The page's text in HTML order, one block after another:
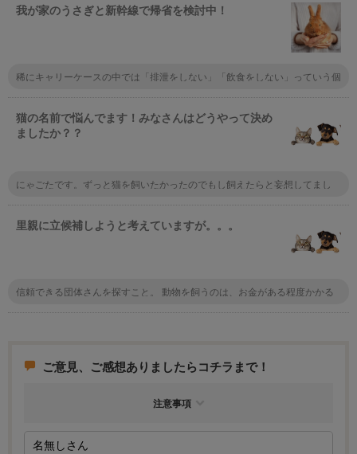
我が家のうさぎと新幹線で帰省を検討中！
稀にキャリーケースの中では「排泄をしない」「飲食をしない」っていう個
は指定席でペットを置く座席を予約しておくのもおすすめだけど会社によっ
て違うので実際使うところの鉄道会社に問い合わせてみて！
猫の名前で悩んでます！みなさんはどうやって決め
ましたか？？
にゃごたです。ずっと猫を飼いたかったのでもし飼えたらと妄想してまし
護したので、念願のにゃごたと呼んでます。 メスなんですが
里親に立候補しようと考えていますが。。。
信頼できる団体さんを探すこと。 動物を飼うのは、お金がある程度かかる
必須。 病気になったら病院代。 最低でも、上記は掛かります。 最後まで飼
ご意見、ご感想ありましたらコチラまで！
注意事項